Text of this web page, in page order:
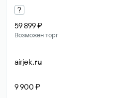
?
59 899 ₽
Возможен торг
airjek.ru
9 900 ₽